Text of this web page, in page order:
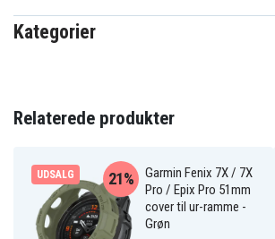
design giver et stilfuldt touch. Let at
justere / dette armbånd kombinerer
Farve: Grå
Bredde: 26mm
Størrelse: 140-221mm
Kompatibel med: Garmin Fenix
Kategorier
Relaterede produkter
UDSALG
Garmin Fenix 7X / 7X
Pro / Epix Pro 51mm
cover til ur-ramme -
Grøn
21%